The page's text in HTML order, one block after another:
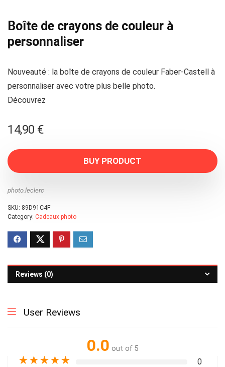
Boîte de crayons de couleur à
personnaliser
Nouveauté : la boîte de crayons de couleur Faber-Castell à
personnaliser avec votre plus belle photo.
Découvrez
14,90 €
BUY PRODUCT
photo.leclerc
SKU: 89D91C4F
Category: Cadeaux photo
Reviews (0)
User Reviews
0.0 out of 5
★★★★★ 0